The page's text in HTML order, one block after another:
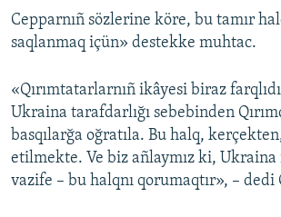
FİKİR
Українською
QOŞULIÑIZ!
Cepparnıñ sözlerine köre, bu tamır
saqlanmaq içün» destekke muhtac.
«Qırımtatarlarnıñ ikâyesi biraz
Ukraina tarafdarlığı sebebinden
basqılarğa oğratıla. Bu halq,
etilmekte. Ve biz añlaymız ki,
vazife – bu halqnı qorumaqtır», – dedi